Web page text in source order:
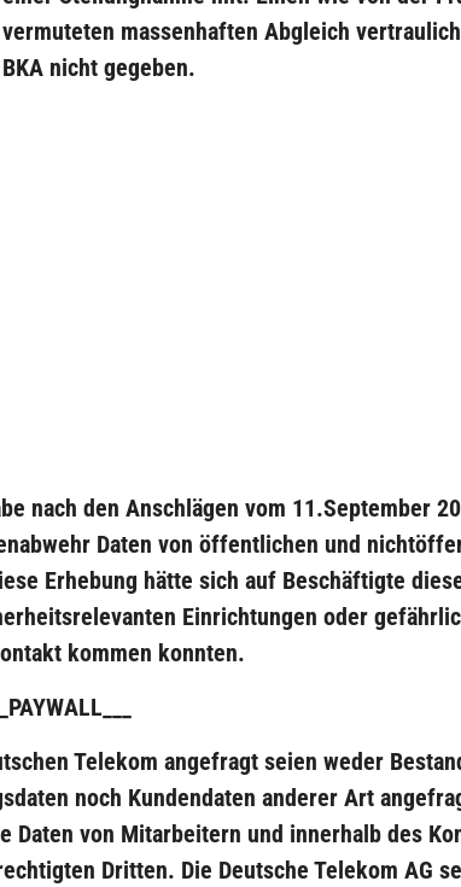
massenhaften Abgleich
nicht gegeben.
nach den Anschlägen vom 11.September
Daten von öffentlichen und
Erhebung hätte sich auf Beschäftigte
Einrichtungen oder
kommen konnten.
Telekom angefragt seien weder
noch Kundendaten anderer Art
Daten von Mitarbeitern und innerhalb des
Dritten. Die Deutsche Telekom AG